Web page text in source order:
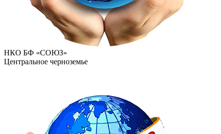
НКО БФ «СОЮЗ»
Центральное черноземье